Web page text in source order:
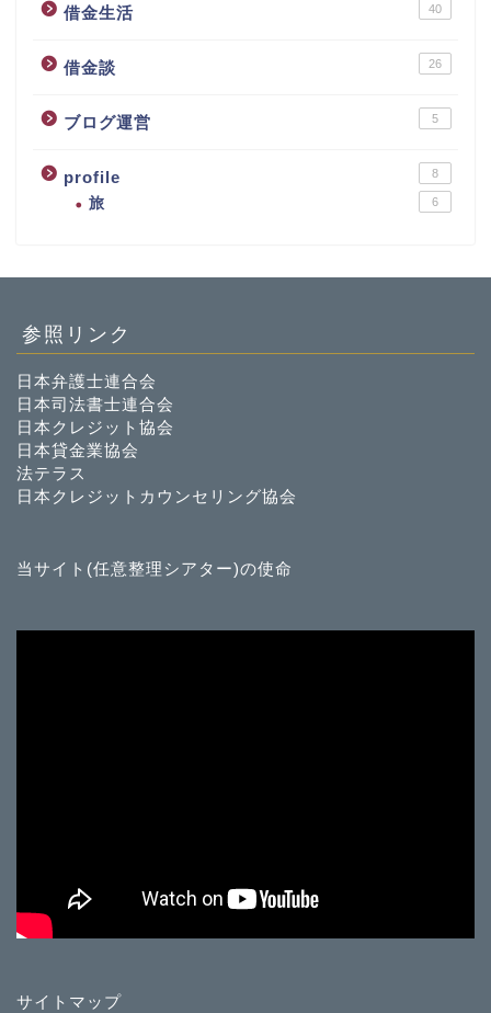
借金生活 40
借金談 26
ブログ運営 5
profile 8
旅 6
参照リンク
日本弁護士連合会
日本司法書士連合会
日本クレジット協会
日本貸金業協会
法テラス
日本クレジットカウンセリング協会
当サイト(任意整理シアター)の使命
サイトマップ